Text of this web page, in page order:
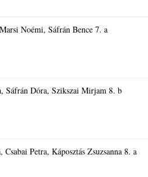
Noémi, Sáfrán Bence 7. a
Sáfrán Dóra, Szikszai Mirjam 8. b
Petra, Káposztás Zsuzsanna 8. a